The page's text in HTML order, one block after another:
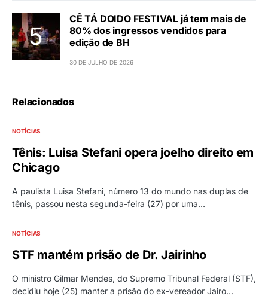
CÊ TÁ DOIDO FESTIVAL já tem mais de
80% dos ingressos vendidos para
edição de BH
30 DE JULHO DE 2026
Relacionados
NOTÍCIAS
Tênis: Luisa Stefani opera joelho direito em
Chicago
A paulista Luisa Stefani, número 13 do mundo nas duplas de
tênis, passou nesta segunda-feira (27) por uma…
NOTÍCIAS
STF mantém prisão de Dr. Jairinho
O ministro Gilmar Mendes, do Supremo Tribunal Federal (STF),
decidiu hoje (25) manter a prisão do ex-vereador Jairo…